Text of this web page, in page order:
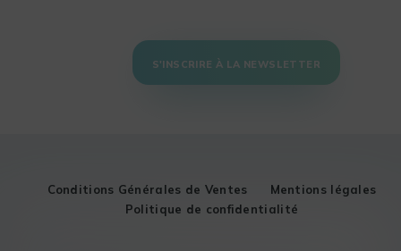
S'INSCRIRE À LA NEWSLETTER
Conditions Générales de Ventes
Mentions légales
Politique de confidentialité